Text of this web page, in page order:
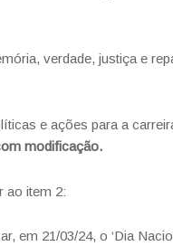
verdade, justiça e
e ações para a
modificação.
ao item 2:
em 21/03/24, o ‘Dia